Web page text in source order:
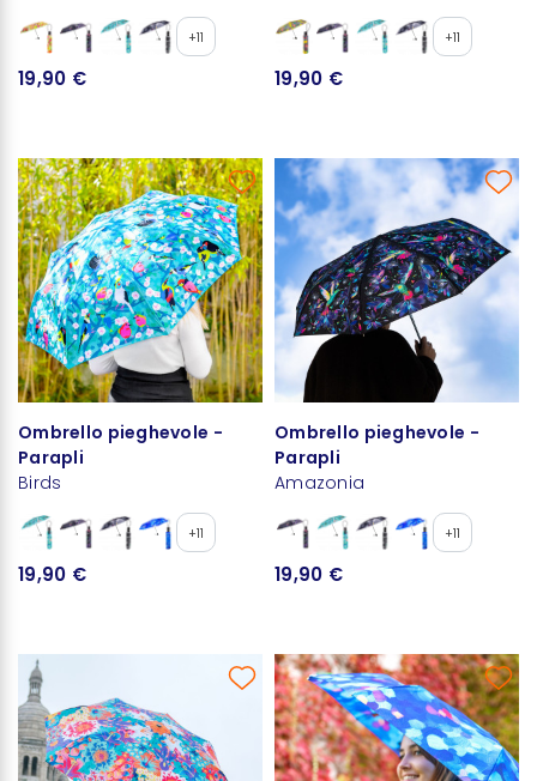
+11
19,90 €
+11
19,90 €
Ombrello pieghevole -
Parapli
Birds
+11
19,90 €
Ombrello pieghevole -
Parapli
Amazonia
+11
19,90 €